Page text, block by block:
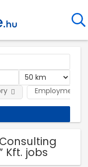
Employment
Kft. jobs